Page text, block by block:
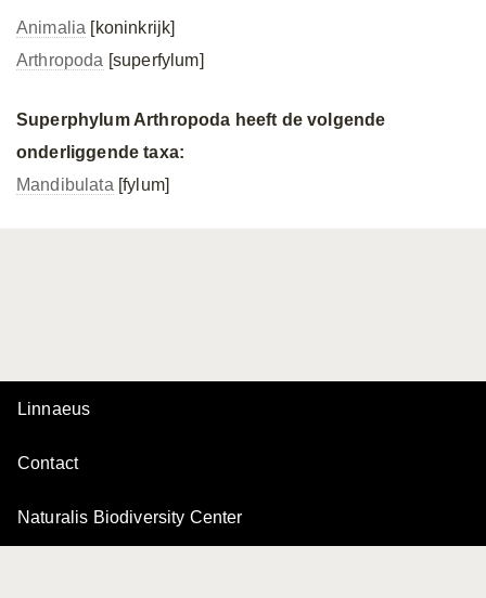
Animalia [koninkrijk]
Arthropoda [superfylum]
Superphylum Arthropoda heeft de volgende
onderliggende taxa:
Mandibulata [fylum]
Linnaeus
Contact
Naturalis Biodiversity Center